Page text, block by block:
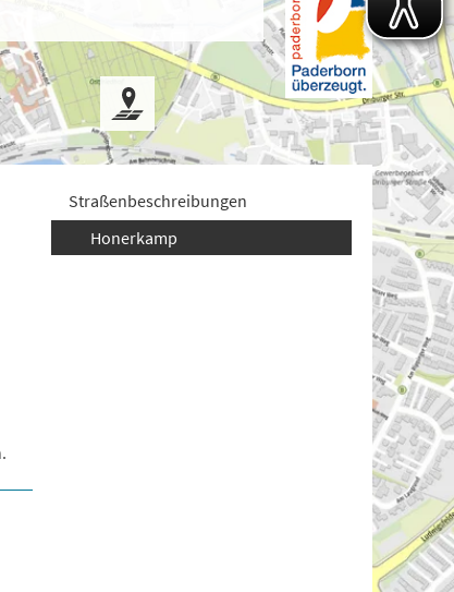
Straßenbeschreibungen
Honerkamp